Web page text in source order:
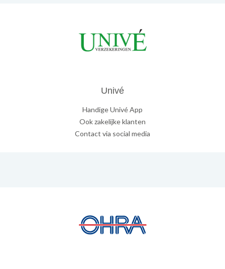
Univé
Handige Univé App
Ook zakelijke klanten
Contact via social media